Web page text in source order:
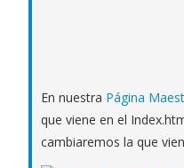
En nuestra Página
que viene en el
cambiaremos la que